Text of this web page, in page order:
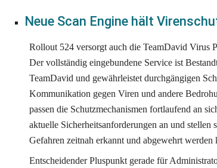
Neue Scan Engine hält
Rollout 524 versorgt auch die TeamDavid Virus
Der vollständig eingebundene Service ist
TeamDavid und gewährleistet durchgängigen
Kommunikation gegen Viren und andere
passen die Schutzmechanismen fortlaufend an
aktuelle Sicherheitsanforderungen an und stellen
Gefahren zeitnah erkannt und abgewehrt werden
Entscheidender Pluspunkt gerade für